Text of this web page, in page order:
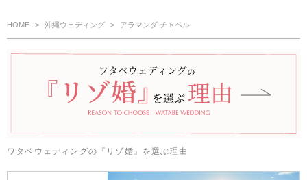
HOME 沖縄ウェディング アラマンダ チャペル
ワタベウェディングの『リゾ婚』を選ぶ理由